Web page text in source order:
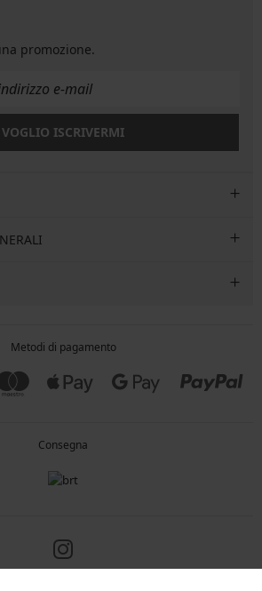
promozione.
VOGLIO ISCRIVERMI
Metodi di pagamento
Consegna